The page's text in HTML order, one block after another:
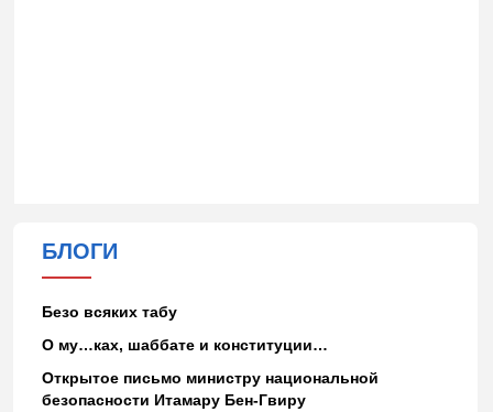
БЛОГИ
Безо всяких табу
О му…ках, шаббате и конституции…
Открытое письмо министру национальной
безопасности Итамару Бен-Гвиру